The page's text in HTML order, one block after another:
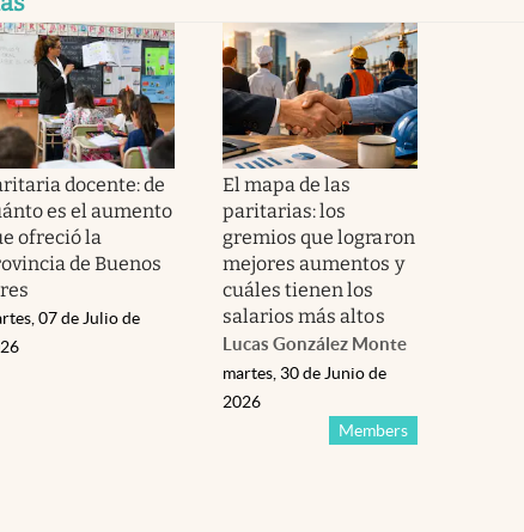
docente: de
es el aumento
ofreció la
de Buenos
07 de Julio de
El mapa de las
paritarias: los
gremios que lograron
mejores aumentos y
cuáles tienen los
salarios más altos
Lucas González Monte
Members
martes, 30 de Junio de
2026